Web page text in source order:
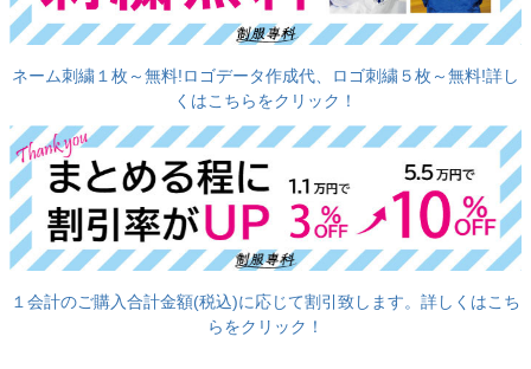
ネーム刺繍１枚～無料!ロゴデータ作成代、ロゴ刺繍５枚～無料!詳し
くはこちらをクリック！
１会計のご購入合計金額(税込)に応じて割引致します。詳しくはこち
らをクリック！